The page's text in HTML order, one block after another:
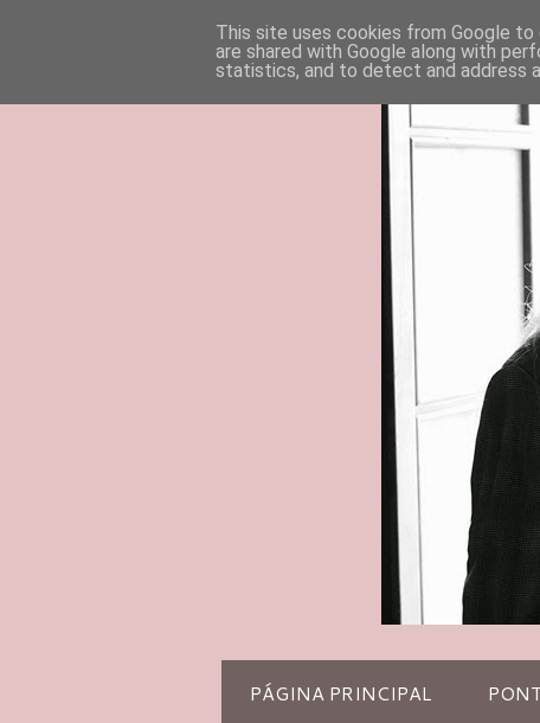
PÁGINA PRINCIPAL
This site uses cookies from Google
are shared with Google along with
statistics, and to detect and address